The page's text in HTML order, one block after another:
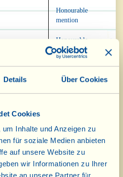
Details Über Cookies
Cookies
Inhalte und Anzeigen zu
für soziale Medien anbieten
auf unsere Website zu
wir Informationen zu Ihrer
Honourable
mention
Honourable
mention
Pesaro, Italien
Honourable